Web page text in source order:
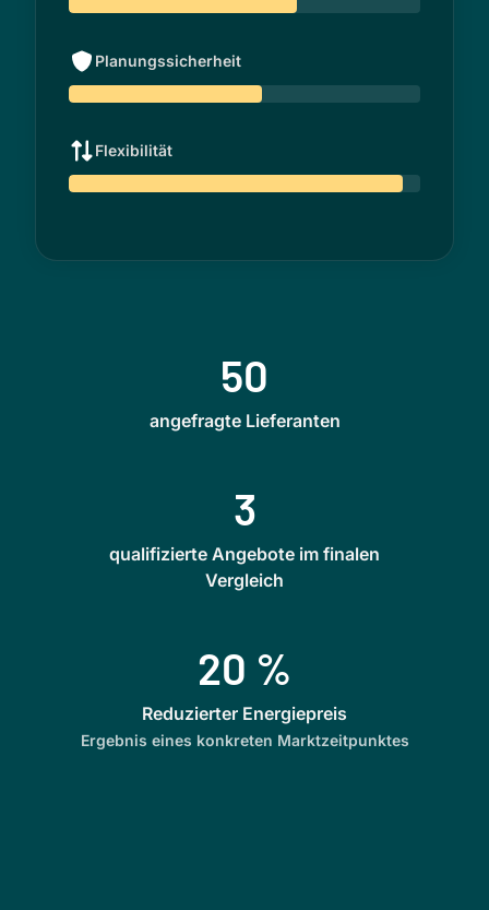
Planungssicherheit
Flexibilität
50
angefragte Lieferanten
3
qualifizierte Angebote im finalen
Vergleich
20 %
Reduzierter Energiepreis
Ergebnis eines konkreten Marktzeitpunktes